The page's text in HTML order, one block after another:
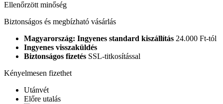
Ellenőrzött minőség
Biztonságos és megbízható vásárlás
Magyarország: Ingyenes standard kiszállítás 24.000 Ft-tól
Ingyenes visszaküldés
Biztonságos fizetés SSL-titkosítással
Kényelmesen fizethet
Utánvét
Előre utalás